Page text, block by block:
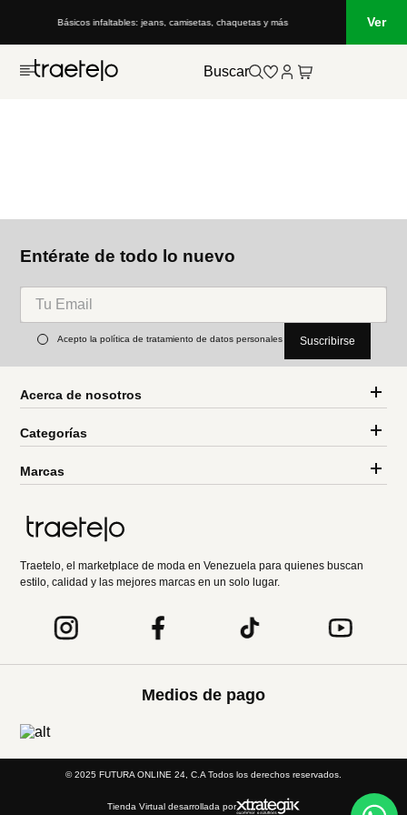
Básicos infaltables: jeans, camisetas, chaquetas y más Ver
Buscar
Entérate de todo lo nuevo
Acepto la política de tratamiento de datos personales Suscribirse
Acerca de nosotros
Categorías
Marcas
Traetelo, el marketplace de moda en Venezuela para quienes buscan
estilo, calidad y las mejores marcas en un solo lugar.
Medios de pago
© 2025 FUTURA ONLINE 24, C.A Todos los derechos reservados.
Tienda Virtual desarrollada por